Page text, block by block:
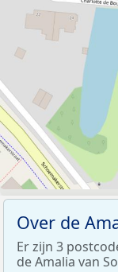
Over de
Er zijn 3
de Amalia van